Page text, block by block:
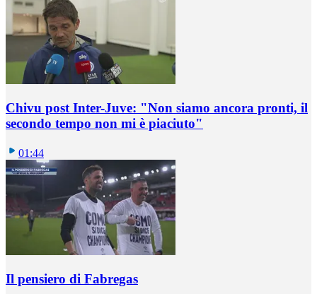
Chivu post Inter-Juve: "Non siamo ancora pronti, il
secondo tempo non mi è piaciuto"
01:44
Il pensiero di Fabregas